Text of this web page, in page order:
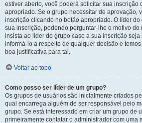
estiver aberto, você poderá solicitar sua inscrição
apropriado. Se o grupo necessitar de aprovação,
inscrição clicando no botão apropriado. O líder
sua inscrição, podendo perguntar-lhe o motivo do
insista ao líder do grupo caso a sua inscrição
informá-lo a respeito de qualquer decisão e
boa justificativa para tal.
Voltar ao topo
Como posso ser líder de um grupo?
Os grupos de usuários são inicialmente criados
qual encarrega alguém de ser responsável pelo
grupo. Se está interessado em criar um grupo de
primeiramente contatar o administrador com uma